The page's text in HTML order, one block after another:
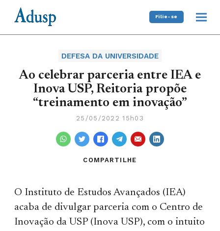
Filie-se
DEFESA DA UNIVERSIDADE
Ao celebrar parceria entre IEA e
Inova USP, Reitoria propõe
“treinamento em inovação”
25/05/2022 15h03
COMPARTILHE
O Instituto de Estudos Avançados (IEA)
acaba de divulgar parceria com o Centro de
Inovação da USP (Inova USP), com o intuito